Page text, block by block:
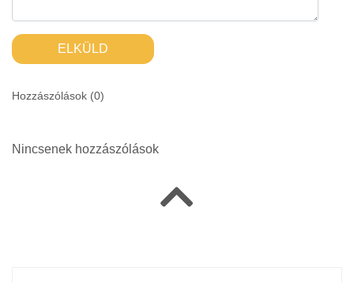
ELKÜLD
Hozzászólások (0)
Nincsenek hozzászólások